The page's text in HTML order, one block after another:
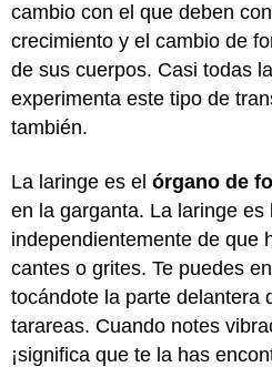
cambio con el que deben
crecimiento y el cambio de
de sus cuerpos. Casi todas
experimenta este tipo de
también.
La laringe es el órgano de
en la garganta. La laringe es
independientemente de que
cantes o grites. Te puedes
tocándote la parte delantera
tarareas. Cuando notes
¡significa que te la has